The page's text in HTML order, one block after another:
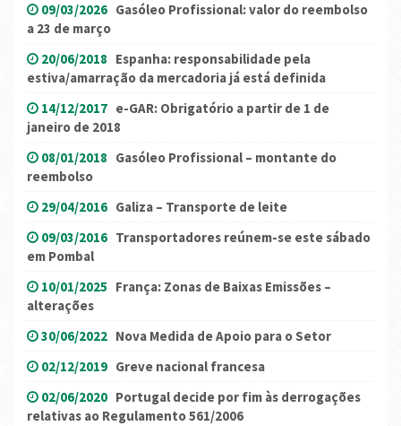
09/03/2026 Gasóleo Profissional: valor do reembolso
a 23 de março
20/06/2018 Espanha: responsabilidade pela
estiva/amarração da mercadoria já está definida
14/12/2017 e-GAR: Obrigatório a partir de 1 de
janeiro de 2018
08/01/2018 Gasóleo Profissional – montante do
reembolso
29/04/2016 Galiza – Transporte de leite
09/03/2016 Transportadores reúnem-se este sábado
em Pombal
10/01/2025 França: Zonas de Baixas Emissões –
alterações
30/06/2022 Nova Medida de Apoio para o Setor
02/12/2019 Greve nacional francesa
02/06/2020 Portugal decide por fim às derrogações
relativas ao Regulamento 561/2006